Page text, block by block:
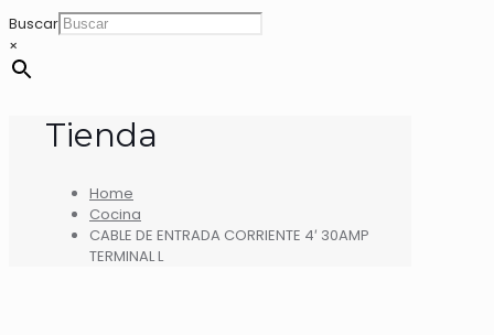
Buscar
×
Tienda
Home
Cocina
CABLE DE ENTRADA CORRIENTE 4′ 30AMP
TERMINAL L